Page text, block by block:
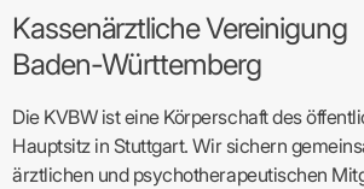
Kassenärztliche Vereinigung
Baden-Württemberg
Die KVBW ist eine Körperschaft des
Hauptsitz in Stuttgart. Wir sichern
ärztlichen und psychotherapeutischen